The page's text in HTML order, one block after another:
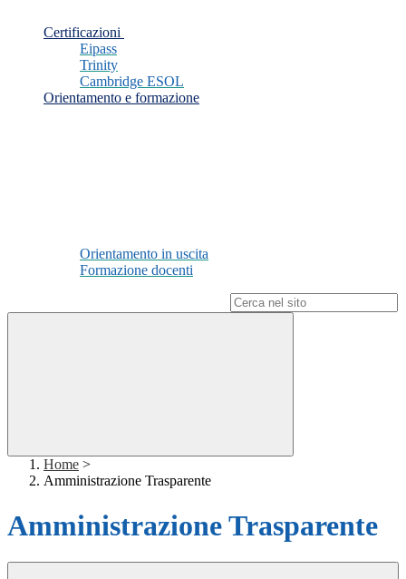
Certificazioni
Eipass
Trinity
Cambridge ESOL
Orientamento e formazione
Orientamento in uscita
Formazione docenti
Home >
Amministrazione Trasparente
Amministrazione Trasparente